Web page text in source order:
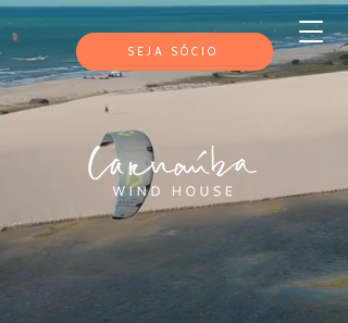
SEJA SÓCIO